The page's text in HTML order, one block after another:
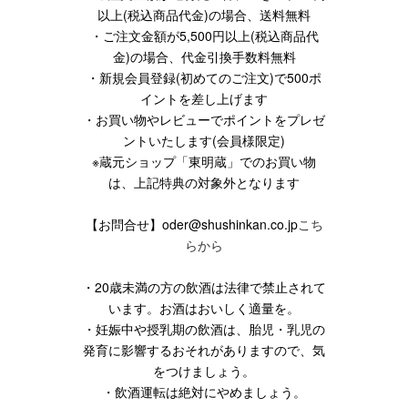
以上(税込商品代金)の場合、送料無料
・ご注文金額が5,500円以上(税込商品代
金)の場合、代金引換手数料無料
・新規会員登録(初めてのご注文)で500ポ
イントを差し上げます
・お買い物やレビューでポイントをプレゼ
ントいたします(会員様限定)
※蔵元ショップ「東明蔵」でのお買い物
は、上記特典の対象外となります
【お問合せ】oder@shushinkan.co.jpこち
らから
・20歳未満の方の飲酒は法律で禁止されて
います。お酒はおいしく適量を。
・妊娠中や授乳期の飲酒は、胎児・乳児の
発育に影響するおそれがありますので、気
をつけましょう。
・飲酒運転は絶対にやめましょう。